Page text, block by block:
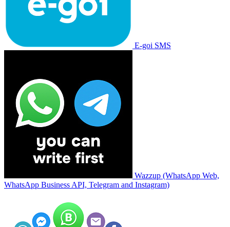
E-goi SMS
Wazzup (WhatsApp Web,
WhatsApp Business API, Telegram and Instagram)